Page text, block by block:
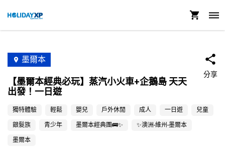
墨爾本
【墨爾本經典必玩】蒸汽小火車+企鵝島 天天
出發！一日遊
分享
獨特體驗 輕鬆 嬰兒 戶外休閒 成人 一日遊 兒童
銀髮族 青少年 墨爾本經典團🚌✨ ✨澳洲-維州-墨爾本
墨爾本